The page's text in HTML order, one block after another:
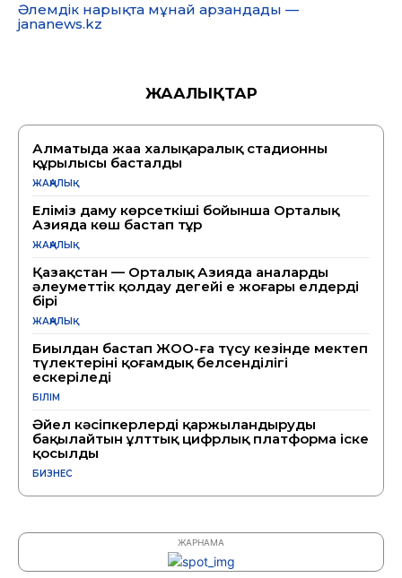
Әлемдік нарықта мұнай арзандады —
jananews.kz
ЖАҢАЛЫҚТАР
Алматыда жаңа халықаралық стадионның
құрылысы басталды
ЖАҢАЛЫҚ
Еліміз даму көрсеткіші бойынша Орталық
Азияда көш бастап тұр
ЖАҢАЛЫҚ
Қазақстан — Орталық Азияда аналарды
әлеуметтік қолдау деңгейі ең жоғары елдердің
бірі
ЖАҢАЛЫҚ
Биылдан бастап ЖОО-ға түсу кезінде мектеп
түлектерінің қоғамдық белсенділігі
ескеріледі
БІЛІМ
Әйел кәсіпкерлерді қаржыландыруды
бақылайтын ұлттық цифрлық платформа іске
қосылды
БИЗНЕС
ЖАРНАМА